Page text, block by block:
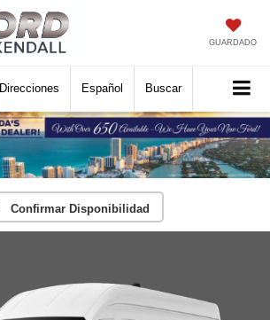
GUARDADO
Direcciones Español Buscar
Confirmar Disponibilidad